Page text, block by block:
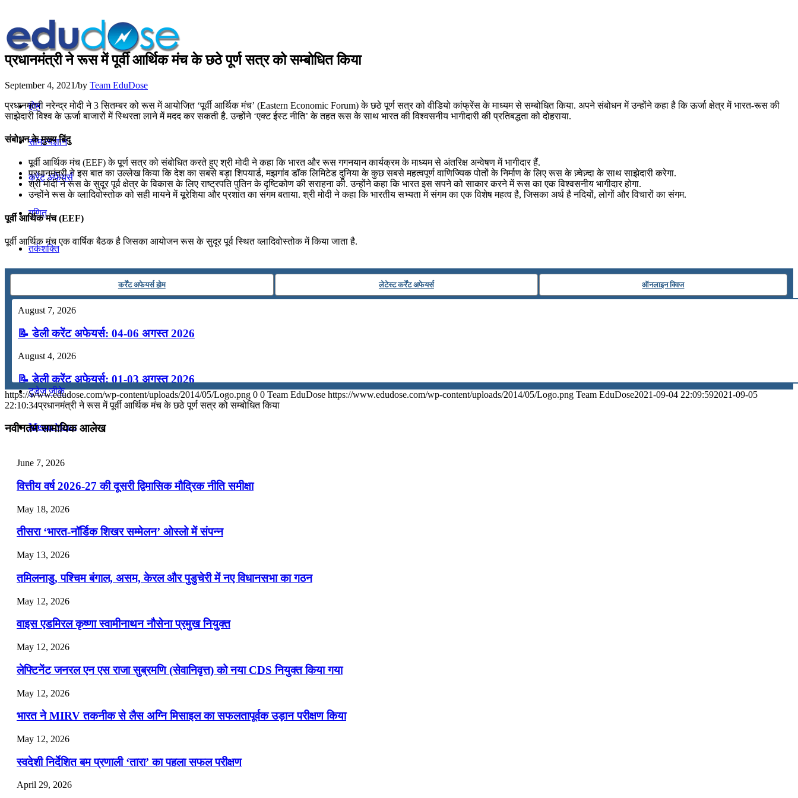
होम
सामान्यज्ञान
करेंट अफेयर्स
गणित
तर्कशक्ति
मॉक टेस्ट
टुडेज जीके
Menu Menu
प्रधानमंत्री ने रूस में पूर्वी आर्थिक मंच के छठे पूर्ण सत्र को सम्‍बोधित किया
September 4, 2021/by Team EduDose
प्रधानमंत्री नरेन्‍द्र मोदी ने 3 सितम्बर को रूस में आयोजित ‘पूर्वी आर्थिक मंच’ (Eastern Economic Forum) के छठे पूर्ण सत्र को वीडियो कांफ्रेंस के माध्‍यम से सम्‍बोधित किया. अपने संबोधन में उन्होंने कहा है कि ऊर्जा क्षेत्र में भारत-रूस की
साझेदारी विश्‍व के ऊर्जा बाजारों में स्थिरता लाने में मदद कर सकती है. उन्होंने ‘एक्ट ईस्ट नीति’ के तहत रूस के साथ भारत की विश्वसनीय भागीदारी की प्रतिबद्धता को दोहराया.
संबोधन के मुख्य बिंदु
पूर्वी आर्थिक मंच (EEF) के पूर्ण सत्र को संबोधित करते हुए श्री मोदी ने कहा कि भारत और रूस गगनयान कार्यक्रम के माध्‍यम से अंतरिक्ष अन्‍वेषण में भागीदार हैं.
प्रधानमंत्री ने इस बात का उल्‍लेख किया कि देश का सबसे बड़ा शिपयार्ड, मझगांव डॉक लिमिटेड दुनिया के कुछ सबसे महत्वपूर्ण वाणिज्यिक पोतों के निर्माण के लिए रूस के ज़्वेज़्दा के साथ साझेदारी करेगा.
श्री मोदी ने रूस के सुदूर पूर्व क्षेत्र के विकास के लिए राष्ट्रपति पुतिन के दृष्टिकोण की सराहना की. उन्होंने कहा कि भारत इस सपने को साकार करने में रूस का एक विश्वसनीय भागीदार होगा.
उन्‍होंने रूस के व्लादिवोस्तोक को सही मायने में यूरेशिया और प्रशांत का संगम बताया. श्री मोदी ने कहा कि भारतीय सभ्‍यता में संगम का एक विशेष महत्‍व है, जिसका अर्थ है नदियों, लोगों और विचारों का संगम.
पूर्वी आर्थिक मंच (EEF)
पूर्वी आर्थिक मंच एक वार्षिक बैठक है जिसका आयोजन रूस के सुदूर पूर्व स्थित व्लादिवोस्तोक में किया जाता है.
कर्रेंट अफेयर्स होम लेटेस्ट कर्रेंट अफेयर्स ऑनलाइन क्विज
August 7, 2026
📝 डेली करेंट अफेयर्स: 04-06 अगस्त 2026
August 4, 2026
📝 डेली करेंट अफेयर्स: 01-03 अगस्त 2026
July 31, 2026
📝 डेली करेंट अफेयर्स: 28-31 जुलाई 2026
📝 डेली करेंट अफेयर्स: 25-27 जुलाई 2026
July 25, 2026
📝 डेली करेंट अफेयर्स: 22-24 जुलाई 2026
July 22, 2026
📝 डेली करेंट अफेयर्स: 19-21 जुलाई 2026
July 19, 2026
📝 डेली करेंट अफेयर्स: 16-18 जुलाई 2026
https://www.edudose.com/wp-content/uploads/2014/05/Logo.png 0 0 Team EduDose https://www.edudose.com/wp-content/uploads/2014/05/Logo.png Team EduDose2021-09-04 22:09:592021-09-05
22:10:34प्रधानमंत्री ने रूस में पूर्वी आर्थिक मंच के छठे पूर्ण सत्र को सम्‍बोधित किया
नवीनतम सामायिक आलेख
June 7, 2026
वित्तीय वर्ष 2026-27 की दूसरी द्विमासिक मौद्रिक नीति समीक्षा
May 18, 2026
तीसरा ‘भारत-नॉर्डिक शिखर सम्मेलन’ ओस्लो में संपन्न
May 13, 2026
तमिलनाडु, पश्चिम बंगाल, असम, केरल और पुडुचेरी में नए विधानसभा का गठन
May 12, 2026
वाइस एडमिरल कृष्णा स्वामीनाथन नौसेना प्रमुख नियुक्त
May 12, 2026
लेफ्टिनेंट जनरल एन एस राजा सुब्रमणि (सेवानिवृत्त) को नया CDS नियुक्त किया गया
May 12, 2026
भारत ने MIRV तकनीक से लैस अग्नि मिसाइल का सफलतापूर्वक उड़ान परीक्षण किया
May 12, 2026
स्वदेशी निर्देशित बम प्रणाली ‘तारा’ का पहला सफल परीक्षण
April 29, 2026